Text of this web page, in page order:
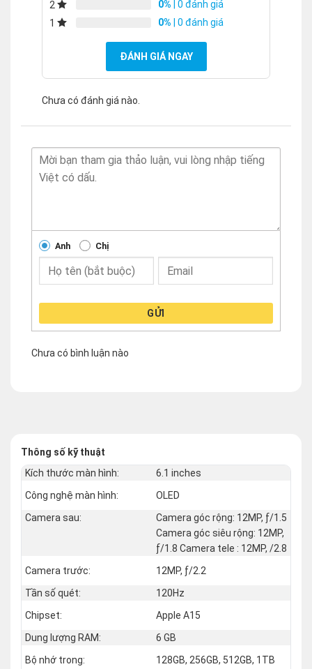
2 0% | 0 đánh giá
1
0% | 0 đánh giá
ĐÁNH GIÁ NGAY
Chưa có đánh giá nào.
Anh Chị
GỬI
Chưa có bình luận nào
Thông số kỹ thuật
Kích thước màn hình:
6.1 inches
Công nghệ màn hình:
OLED
Camera sau:
Camera góc rộng: 12MP, ƒ/1.5
Camera góc siêu rộng: 12MP,
ƒ/1.8 Camera tele : 12MP, /2.8
Camera trước:
12MP, ƒ/2.2
Tần số quét:
120Hz
Chipset:
Apple A15
Dung lượng RAM:
6 GB
Bộ nhớ trong:
128GB, 256GB, 512GB, 1TB